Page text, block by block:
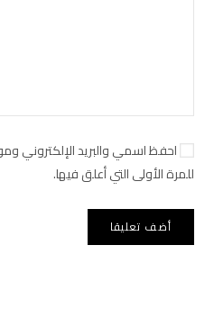
احفظ اسمي والبريد الإلكتروني
للمرة الأولى التي أعلق فيها.